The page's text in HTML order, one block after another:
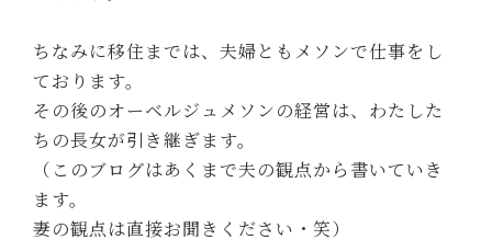
ちなみに移住までは、夫婦ともメソンで仕事をし
ております。
その後のオーベルジュメソンの経営は、わたした
ちの長女が引き継ぎます。
（このブログはあくまで夫の観点から書いていき
ます。
妻の観点は直接お聞きください・笑）